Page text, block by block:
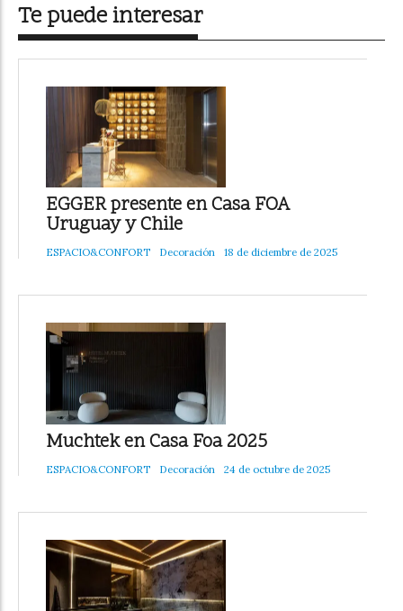
Te puede interesar
EGGER presente en Casa FOA
Uruguay y Chile
ESPACIO&CONFORT Decoración 18 de diciembre de 2025
Muchtek en Casa Foa 2025
ESPACIO&CONFORT Decoración 24 de octubre de 2025